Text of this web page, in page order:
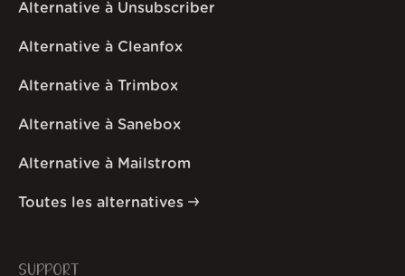
Alternative à Unsubscriber
Alternative à Cleanfox
Alternative à Trimbox
Alternative à Sanebox
Alternative à Mailstrom
Toutes les alternatives
SUPPORT